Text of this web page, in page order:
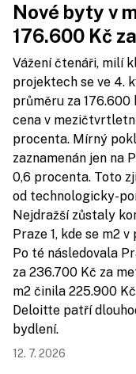
Nové byty v
176.600 Kč
Vážení čtenáři, milí
projektech se ve 4.
průměru za
cena v
procenta. Mírný
zaznamenán jen na
0,6 procenta. Toto
od technologicky-
Nejdražší zůstaly
Praze 1, kde se m2
Po té následovala
za 236.700 Kč za
m2 činila 225.900
Deloitte patří
bydlení.
12. 7. 2026